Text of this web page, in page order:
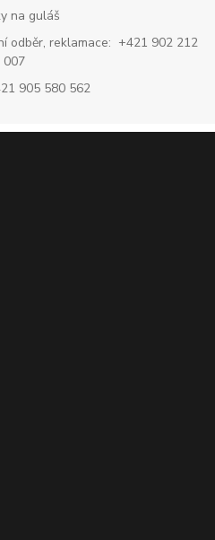
na guláš
odběr, reklamace: +421 902 212
007
905 580 562